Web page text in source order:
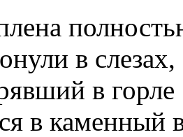
в слезах,
в горле
в каменный